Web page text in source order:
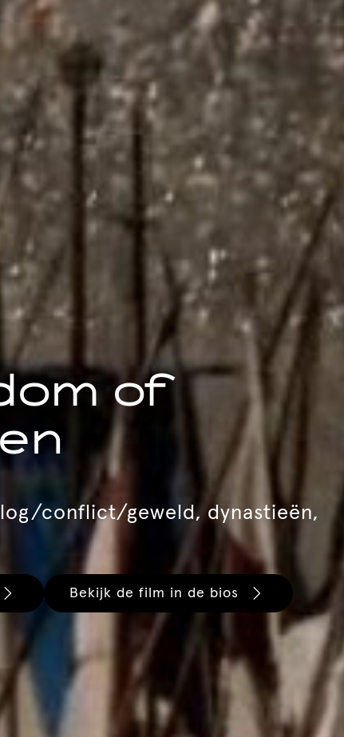
of
conflict/geweld, dynastieën,
Bekijk de film in de bios